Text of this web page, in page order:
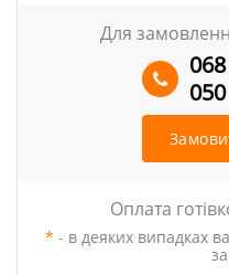
Для
Оплата
* - в деяких випадках